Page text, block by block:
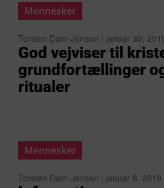
Mennesker
Torsten Dam-Jensen | januar 30,
God vejviser til
grundfortællinger
ritualer
Mennesker
Torsten Dam-Jensen | januar 8, 2019